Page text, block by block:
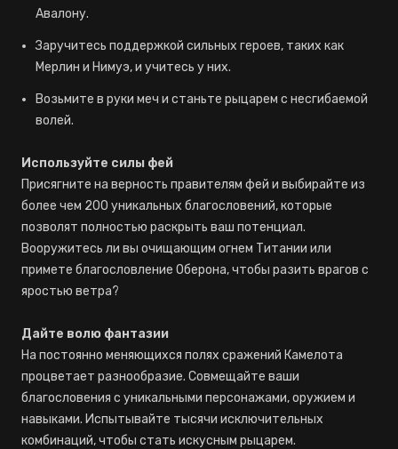
Авалону.
Заручитесь поддержкой сильных героев, таких как
Мерлин и Нимуэ, и учитесь у них.
Возьмите в руки меч и станьте рыцарем с несгибаемой
волей.
Используйте силы фей
Присягните на верность правителям фей и выбирайте из
более чем 200 уникальных благословений, которые
позволят полностью раскрыть ваш потенциал.
Вооружитесь ли вы очищающим огнем Титании или
примете благословление Оберона, чтобы разить врагов с
яростью ветра?
Дайте волю фантазии
На постоянно меняющихся полях сражений Камелота
процветает разнообразие. Совмещайте ваши
благословения с уникальными персонажами, оружием и
навыками. Испытывайте тысячи исключительных
комбинаций, чтобы стать искусным рыцарем.